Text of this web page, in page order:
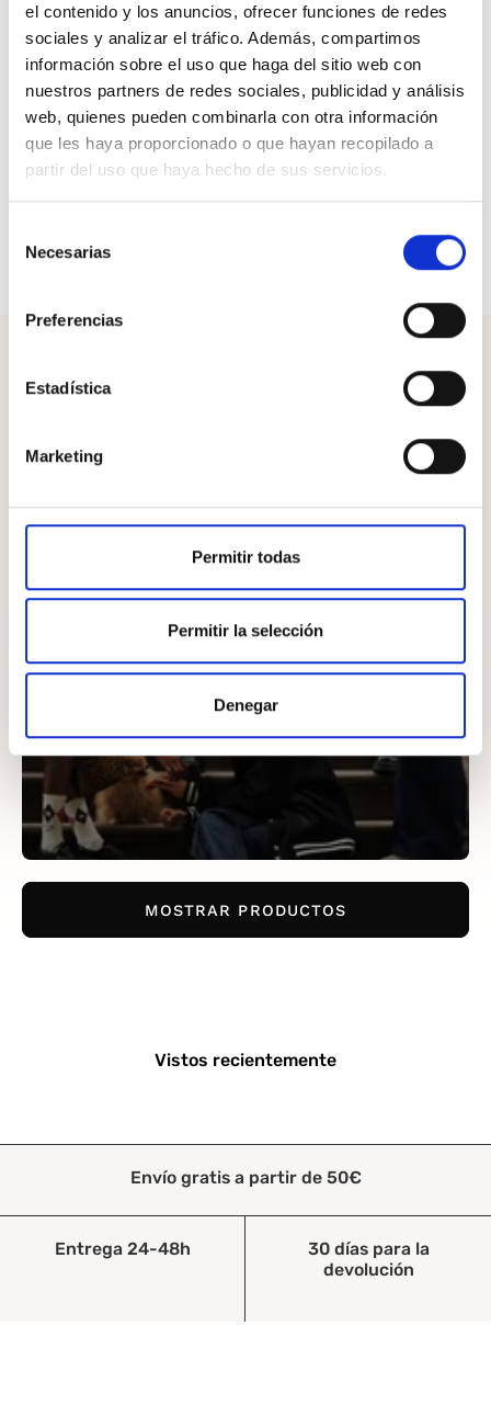
el contenido y los anuncios, ofrecer funciones de redes
sociales y analizar el tráfico. Además, compartimos
información sobre el uso que haga del sitio web con
nuestros partners de redes sociales, publicidad y análisis
web, quienes pueden combinarla con otra información
que les haya proporcionado o que hayan recopilado a
partir del uso que haya hecho de sus servicios.
Necesarias
Preferencias
Estadística
Marketing
Permitir todas
Permitir la selección
Denegar
manera única. Con un diseño clásico pero actualizado,
esta pieza se convierte en un elemento clave para tu
guardarropa casual. Presenta un corte regular que
ofrece un equilibrio perfecto entre ajuste y libertad de
movimiento. Su confección en tejidos suaves garantiza
una sensación cómoda al contacto con la piel, ideal
para los días más frescos. Los detalles en las mangas
los brazos. El logo icónico de Tommy Jeans en el
pecho añade un toque de autenticidad.
MOSTRAR PRODUCTOS
Vistos recientemente
Envío gratis a partir de 50€
Entrega 24-48h
30 días para la
devolución